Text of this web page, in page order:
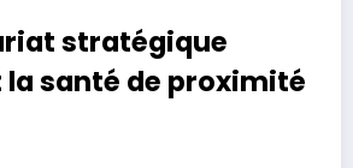
stratégique
santé de proximité